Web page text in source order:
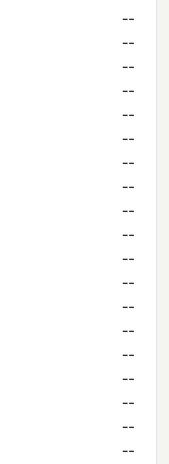
--
--
--
--
--
--
--
--
--
--
--
--
--
--
--
--
--
--
--